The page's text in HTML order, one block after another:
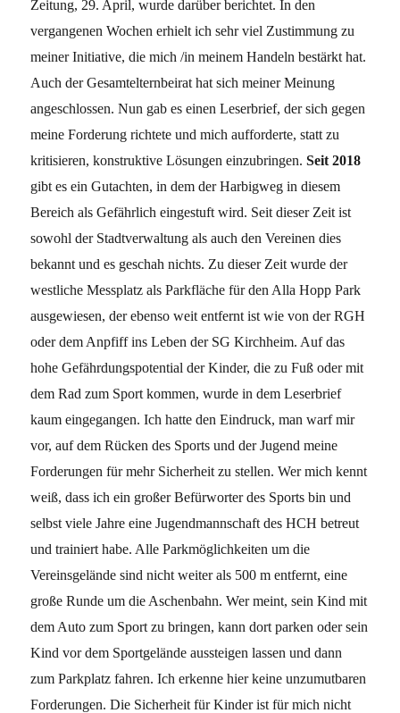
Zeitung, 29. April, wurde darüber berichtet. In den
vergangenen Wochen erhielt ich sehr viel Zustimmung zu
meiner Initiative, die mich /in meinem Handeln bestärkt hat.
Auch der Gesamtelternbeirat hat sich meiner Meinung
angeschlossen. Nun gab es einen Leserbrief, der sich gegen
meine Forderung richtete und mich aufforderte, statt zu
kritisieren, konstruktive Lösungen einzubringen.Seit 2018
gibt es ein Gutachten, in dem der Harbigweg in diesem
Bereich als Gefährlich eingestuft wird. Seit dieser Zeit ist
sowohl der Stadtverwaltung als auch den Vereinen dies
bekannt und es geschah nichts. Zu dieser Zeit wurde der
westliche Messplatz als Parkfläche für den Alla Hopp Park
ausgewiesen, der ebenso weit entfernt ist wie von der RGH
oder dem Anpfiff ins Leben der SG Kirchheim. Auf das
hohe Gefährdungspotential der Kinder, die zu Fuß oder mit
dem Rad zum Sport kommen, wurde in dem Leserbrief
kaum eingegangen. Ich hatte den Eindruck, man warf mir
vor, auf dem Rücken des Sports und der Jugend meine
Forderungen für mehr Sicherheit zu stellen. Wer mich kennt
weiß, dass ich ein großer Befürworter des Sports bin und
selbst viele Jahre eine Jugendmannschaft des HCH betreut
und trainiert habe. Alle Parkmöglichkeiten um die
Vereinsgelände sind nicht weiter als 500 m entfernt, eine
große Runde um die Aschenbahn. Wer meint, sein Kind mit
dem Auto zum Sport zu bringen, kann dort parken oder sein
Kind vor dem Sportgelände aussteigen lassen und dann
zum Parkplatz fahren. Ich erkenne hier keine unzumutbaren
Forderungen. Die Sicherheit für Kinder ist für mich nicht